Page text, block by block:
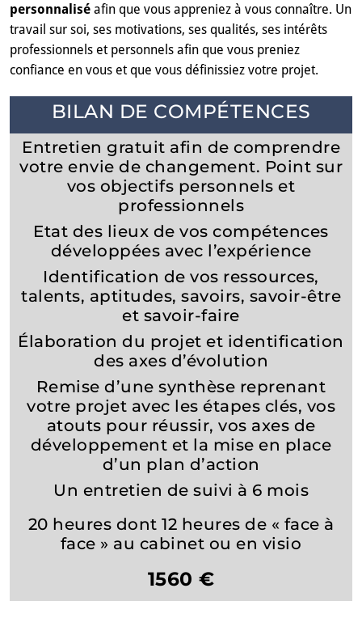
personnalisé afin que vous appreniez à vous connaître. Un
travail sur soi, ses motivations, ses qualités, ses intérêts
professionnels et personnels afin que vous preniez
confiance en vous et que vous définissiez votre projet.
BILAN DE COMPÉTENCES
Entretien gratuit afin de comprendre
votre envie de changement. Point sur
vos objectifs personnels et
professionnels
Etat des lieux de vos compétences
développées avec l’expérience
Identification de vos ressources,
talents, aptitudes, savoirs, savoir-être
et savoir-faire
Élaboration du projet et identification
des axes d’évolution
Remise d’une synthèse reprenant
votre projet avec les étapes clés, vos
atouts pour réussir, vos axes de
développement et la mise en place
d’un plan d’action
Un entretien de suivi à 6 mois
20 heures dont 12 heures de « face à
face » au cabinet ou en visio
1560 €